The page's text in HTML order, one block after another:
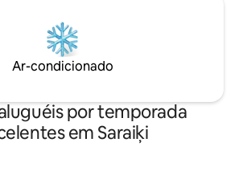
Ar-condicionado
por temporada
em Saraiķi